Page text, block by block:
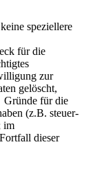
speziellere
für die
zur
gelöscht,
Gründe für die
(z.B. steuer-
im
dieser